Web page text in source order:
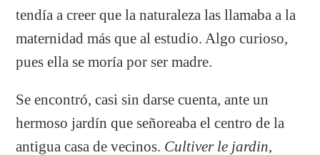
tendía a creer que la naturaleza las llamaba a la
maternidad más que al estudio. Algo curioso,
pues ella se moría por ser madre.
Se encontró, casi sin darse cuenta, ante un
hermoso jardín que señoreaba el centro de la
antigua casa de vecinos. Cultiver le jardin,